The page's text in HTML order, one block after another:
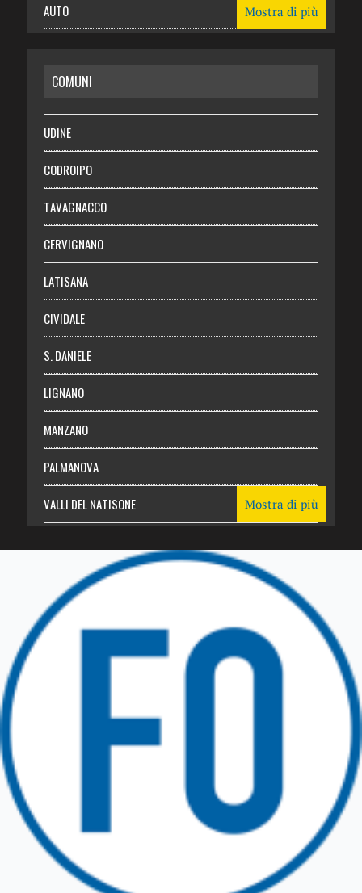
AUTO
RISPARMIO
SALUTE
Necrologie
Chi siamo
Abbonati
Login
Mostra di più
COMUNI
UDINE
CODROIPO
TAVAGNACCO
CERVIGNANO
LATISANA
CIVIDALE
S. DANIELE
LIGNANO
MANZANO
PALMANOVA
VALLI DEL NATISONE
TRICESIMO
TARCENTO
GEMONA DEL FRIULI
Mostra di più